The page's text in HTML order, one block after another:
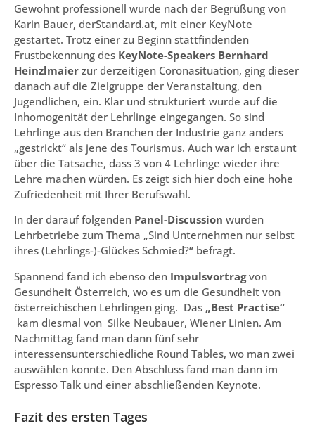
Gewohnt professionell wurde nach der Begrüßung von
Karin Bauer, derStandard.at, mit einer KeyNote
gestartet. Trotz einer zu Beginn stattfindenden
Frustbekennung des KeyNote-Speakers Bernhard
Heinzlmaier zur derzeitigen Coronasituation, ging dieser
danach auf die Zielgruppe der Veranstaltung, den
Jugendlichen, ein. Klar und strukturiert wurde auf die
Inhomogenität der Lehrlinge eingegangen. So sind
Lehrlinge aus den Branchen der Industrie ganz anders
„gestrickt“ als jene des Tourismus. Auch war ich erstaunt
über die Tatsache, dass 3 von 4 Lehrlinge wieder ihre
Lehre machen würden. Es zeigt sich hier doch eine hohe
Zufriedenheit mit Ihrer Berufswahl.
In der darauf folgenden Panel-Discussion wurden
Lehrbetriebe zum Thema „Sind Unternehmen nur selbst
ihres (Lehrlings-)-Glückes Schmied?“ befragt.
Spannend fand ich ebenso den Impulsvortragvon
Gesundheit Österreich, wo es um die Gesundheit von
österreichischen Lehrlingen ging. Das „Best Practise“
kam diesmal von Silke Neubauer, Wiener Linien. Am
Nachmittag fand man dann fünf sehr
interessensunterschiedliche Round Tables, wo man zwei
auswählen konnte. Den Abschluss fand man dann im
Espresso Talk und einer abschließenden Keynote.
Fazit des ersten Tages